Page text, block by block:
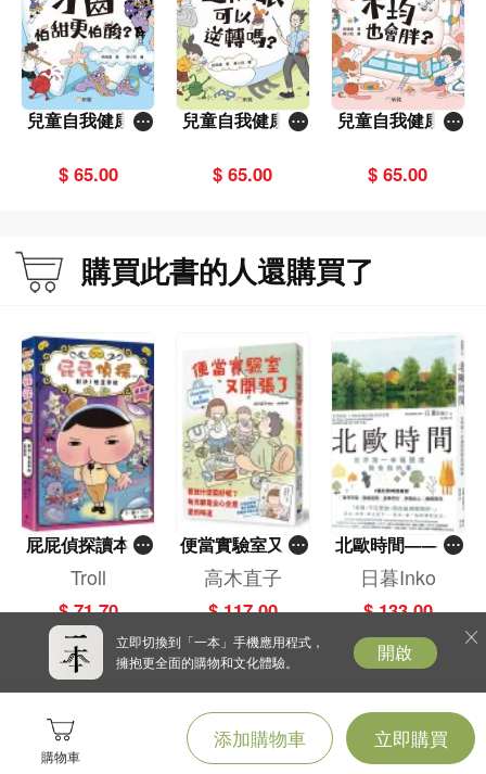
購物車
添加購物車 立即購買
兒童自我健康管
什麼牙齒怕甜更
$ 65.00
兒童自我健康管
視眼可以逆轉
$ 65.00
兒童自我健康管
養不均也會胖？
$ 65.00
購買此書的人還購買了
屁屁偵探讀本(1
3)－－對決！怪
篇）
Troll
$ 71.70
便當實驗室又開
張了——日日和
特別日的菜單挑
戰記
高木直子
$ 117.00
北歐時間——世
界第一幸福國度
教會我的事
日暮Inko
$ 133.00
立即切換到「一本」手機應用程式，
擁抱更全面的購物和文化體驗。
開啟